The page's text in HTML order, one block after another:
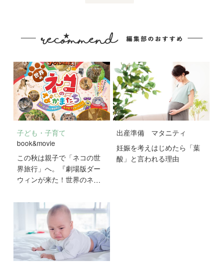
子ども・子育て
book&movie
この秋は親子で「ネコの世
界旅行」へ。『劇場版ダー
ウィンが来た！世界のネコ
公開！
出産準備
マタニティ
妊娠を考えはじめたら「葉
酸」と言われる理由